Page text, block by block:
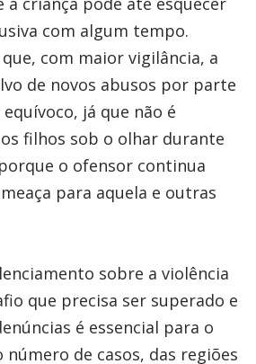
com algum tempo.
com maior vigilância, a
de novos abusos por parte
já que não é
filhos sob o olhar durante
o ofensor continua
para aquela e outras
sobre a violência
que precisa ser superado e
é essencial para o
de casos, das regiões